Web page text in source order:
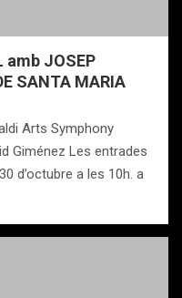
amb JOSEP
SANTA MARIA
Arts Symphony
Giménez Les entrades
d’octubre a les 10h. a